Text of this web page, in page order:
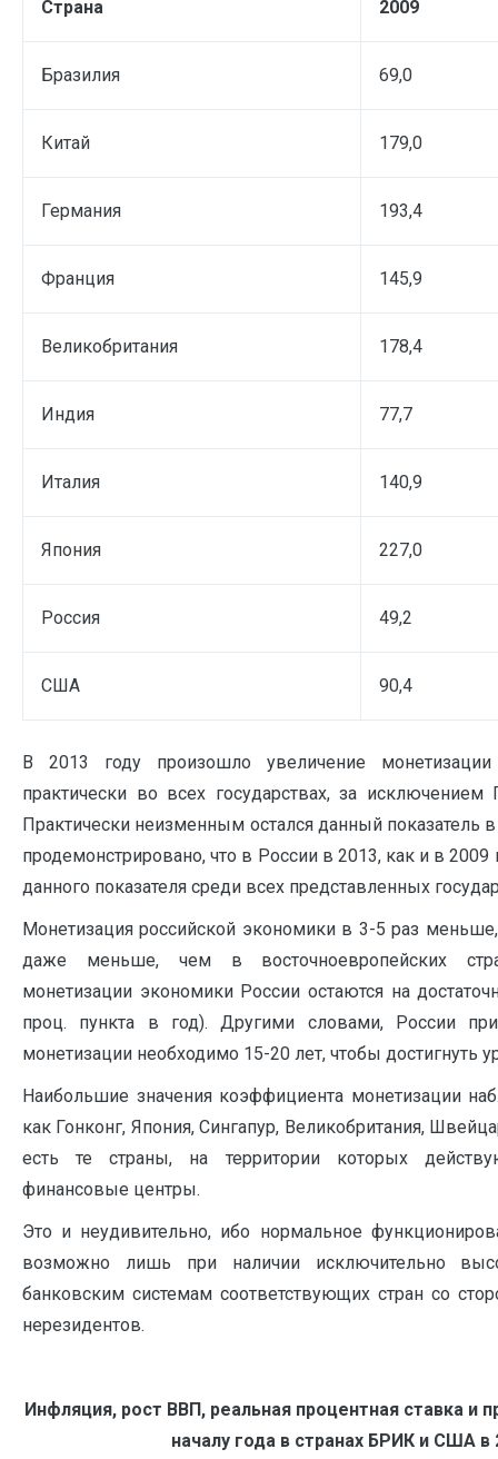
Страна 2009
Бразилия 69,0
Китай 179,0
Германия 193,4
Франция 145,9
Великобритания 178,4
Индия 77,7
Италия 140,9
Япония 227,0
Россия 49,2
США 90,4
В 2013 году произошло увеличение монетизации
практически во всех государствах, за исключением
Практически неизменным остался данный показатель
продемонстрировано, что в России в 2013, как и в
данного показателя среди всех представленных
Монетизация российской экономики в 3-5 раз
даже меньше, чем в восточноевропейских
монетизации экономики России остаются на
проц. пункта в год). Другими словами, России
монетизации необходимо 15-20 лет, чтобы достигнуть
Наибольшие значения коэффициента монетизации
как Гонконг, Япония, Сингапур, Великобритания,
есть те страны, на территории которых
финансовые центры.
Это и неудивительно, ибо нормальное
возможно лишь при наличии исключительно
банковским системам соответствующих стран со
нерезидентов.
Инфляция, рост ВВП, реальная процентная ставка и
началу года в странах БРИК и США в